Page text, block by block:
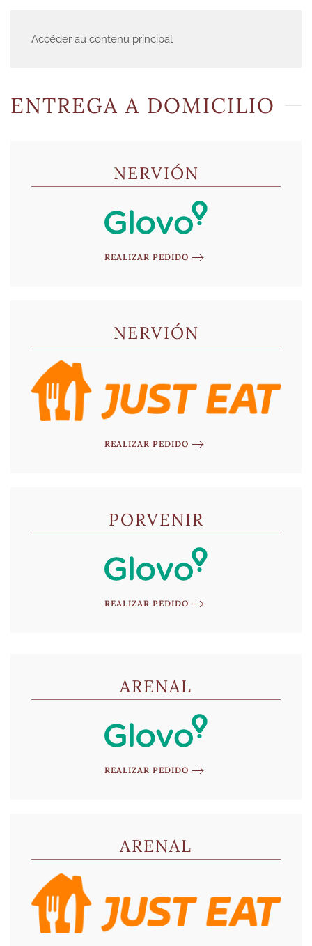
Accéder au contenu principal
ENTREGA A DOMICILIO
NERVIÓN
REALIZAR PEDIDO
NERVIÓN
REALIZAR PEDIDO
PORVENIR
REALIZAR PEDIDO
ARENAL
REALIZAR PEDIDO
ARENAL